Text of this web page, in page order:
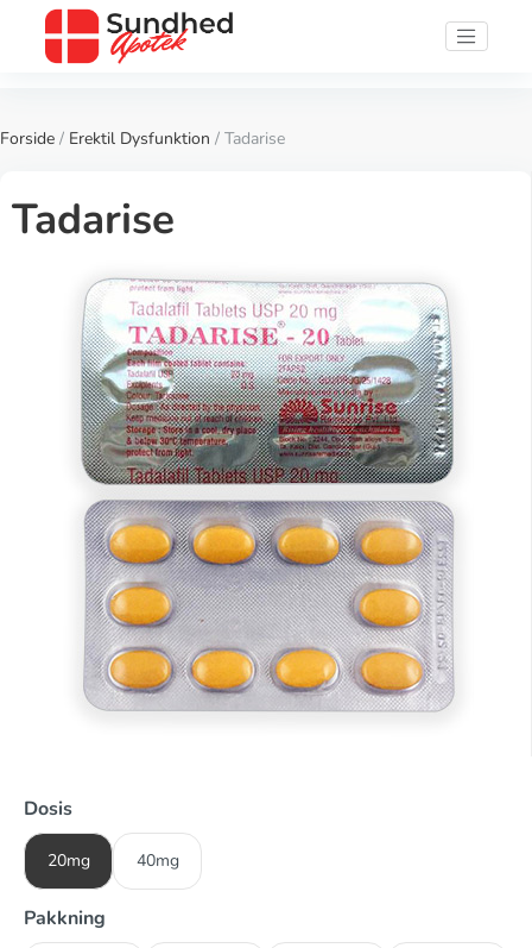
Forside / Erektil Dysfunktion / Tadarise
Tadarise
Dosis
20mg 40mg
Pakkning